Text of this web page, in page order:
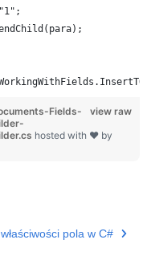
view raw
Fields-
hosted with ❤ by
pola w C#